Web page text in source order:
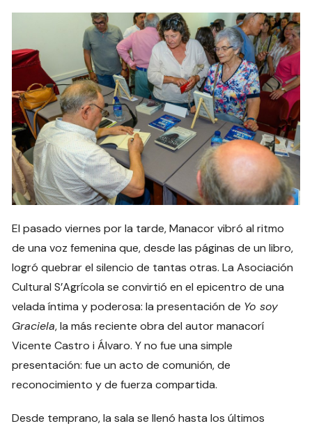
El pasado viernes por la tarde, Manacor vibró al ritmo
de una voz femenina que, desde las páginas de un libro,
logró quebrar el silencio de tantas otras. La Asociación
Cultural S’Agrícola se convirtió en el epicentro de una
velada íntima y poderosa: la presentación de Yo soy
Graciela, la más reciente obra del autor manacorí
Vicente Castro i Álvaro. Y no fue una simple
presentación: fue un acto de comunión, de
reconocimiento y de fuerza compartida.
Desde temprano, la sala se llenó hasta los últimos